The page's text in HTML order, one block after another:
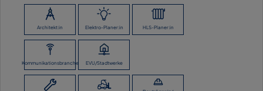
Architekt:in Elektro-Planer:in HLS-Planer:in
Kommunikationsbranche EVU/Stadtwerke
ZURÜCK ZUR ÜBERSICHT